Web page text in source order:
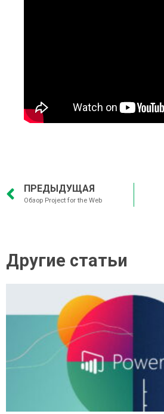
ПРЕДЫДУЩАЯ
Обзор Project for the Web
Другие статьи